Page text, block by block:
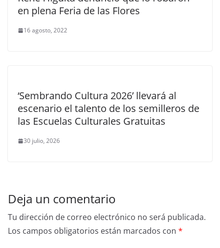
en plena Feria de las Flores
16 agosto, 2022
‘Sembrando Cultura 2026’ llevará al
escenario el talento de los semilleros de
las Escuelas Culturales Gratuitas
30 julio, 2026
Deja un comentario
Tu dirección de correo electrónico no será publicada.
Los campos obligatorios están marcados con *